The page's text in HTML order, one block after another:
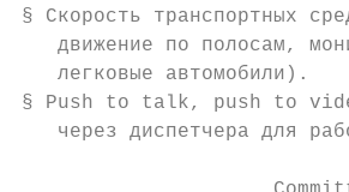
§ Скорость транспортных
движение по полосам,
   легковые автомобили).
§ Push to talk, push to
через диспетчера для